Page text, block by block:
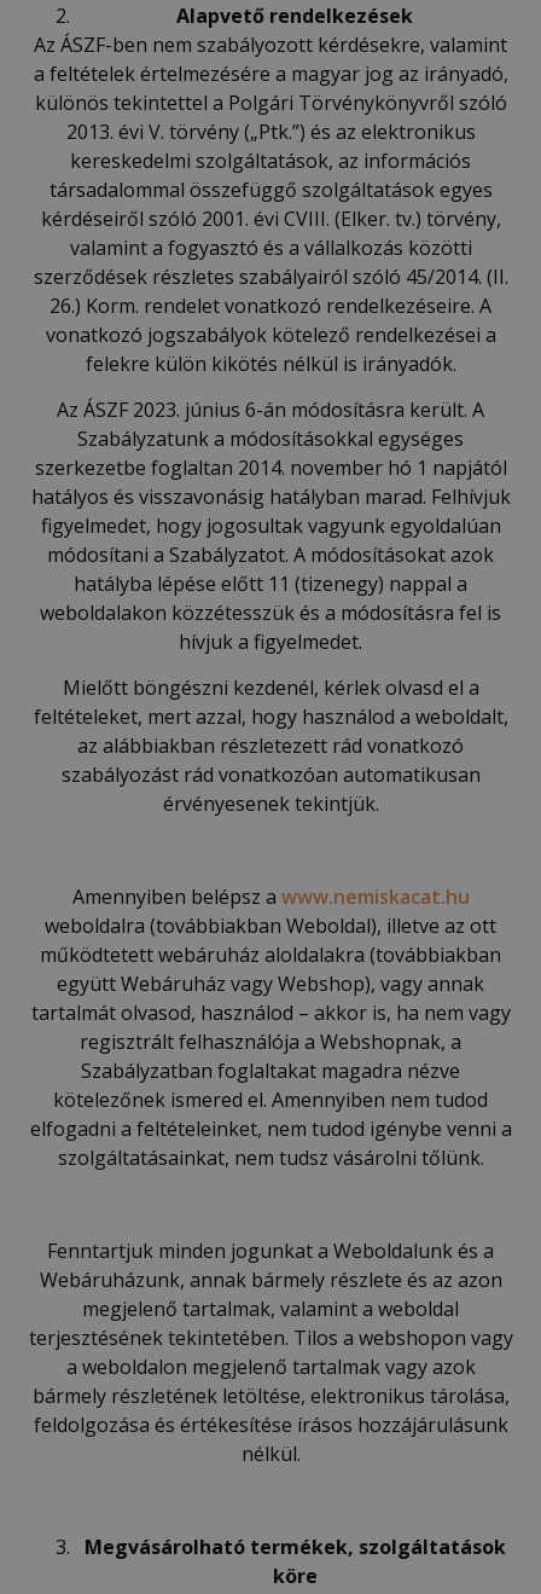
Alapvető rendelkezések
Az ÁSZF-ben nem szabályozott kérdésekre, valamint
a feltételek értelmezésére a magyar jog az irányadó,
különös tekintettel a Polgári Törvénykönyvről szóló
2013. évi V. törvény („Ptk.”) és az elektronikus
kereskedelmi szolgáltatások, az információs
társadalommal összefüggő szolgáltatások egyes
kérdéseiről szóló 2001. évi CVIII. (Elker. tv.) törvény,
valamint a fogyasztó és a vállalkozás közötti
szerződések részletes szabályairól szóló 45/2014. (II.
26.) Korm. rendelet vonatkozó rendelkezéseire. A
vonatkozó jogszabályok kötelező rendelkezései a
felekre külön kikötés nélkül is irányadók.
Az ÁSZF 2023. június 6-án módosításra került. A
Szabályzatunk a módosításokkal egységes
szerkezetbe foglaltan 2014. november hó 1 napjától
hatályos és visszavonásig hatályban marad. Felhívjuk
figyelmedet, hogy jogosultak vagyunk egyoldalúan
módosítani a Szabályzatot. A módosításokat azok
hatályba lépése előtt 11 (tizenegy) nappal a
weboldalakon közzétesszük és a módosításra fel is
hívjuk a figyelmedet.
Mielőtt böngészni kezdenél, kérlek olvasd el a
feltételeket, mert azzal, hogy használod a weboldalt,
az alábbiakban részletezett rád vonatkozó
szabályozást rád vonatkozóan automatikusan
érvényesenek tekintjük.
Amennyiben belépsz a www.nemiskacat.hu
weboldalra (továbbiakban Weboldal), illetve az ott
működtetett webáruház aloldalakra (továbbiakban
együtt Webáruház vagy Webshop), vagy annak
tartalmát olvasod, használod – akkor is, ha nem vagy
regisztrált felhasználója a Webshopnak, a
Szabályzatban foglaltakat magadra nézve
kötelezőnek ismered el. Amennyiben nem tudod
elfogadni a feltételeinket, nem tudod igénybe venni a
szolgáltatásainkat, nem tudsz vásárolni tőlünk.
Fenntartjuk minden jogunkat a Weboldalunk és a
Webáruházunk, annak bármely részlete és az azon
megjelenő tartalmak, valamint a weboldal
terjesztésének tekintetében. Tilos a webshopon vagy
a weboldalon megjelenő tartalmak vagy azok
bármely részletének letöltése, elektronikus tárolása,
feldolgozása és értékesítése írásos hozzájárulásunk
nélkül.
Megvásárolható termékek, szolgáltatások
köre